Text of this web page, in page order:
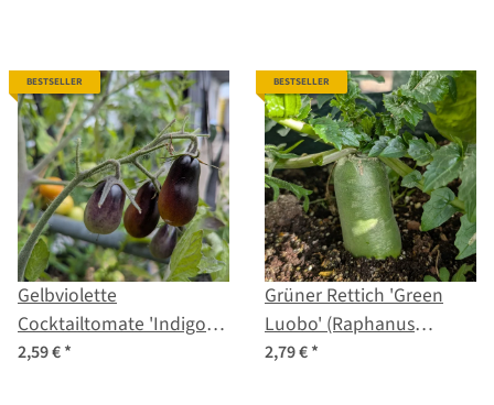
BESTSELLER
Gelbviolette
Cocktailtomate 'Indigo
Pear Drops' (Solanum
2,59 €*
BESTSELLER
Grüner Rettich 'Green
Luobo' (Raphanus
sativus) Samen
2,79 €*